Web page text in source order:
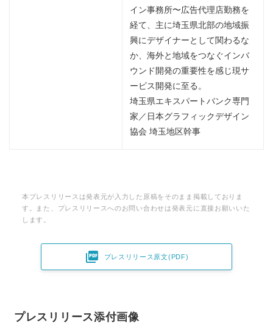
イン事務所〜広告代理店勤務を
経て、主に埼玉県北部の地域振
興にデザイナーとして関わるな
か、海外と地域をつなぐインバ
ウンド開発の重要性を感じ現サ
ービス開発に至る。
埼玉県エキスパートバンク専門
家／日本グラフィックデザイン
協会 埼玉地区幹事
本プレスリリースは発表元が入力した原稿をそのまま掲載しておりま
す。また、プレスリリースへのお問い合わせは発表元に直接お願いいた
します。
 プレスリリース原文(PDF)
プレスリリース添付画像